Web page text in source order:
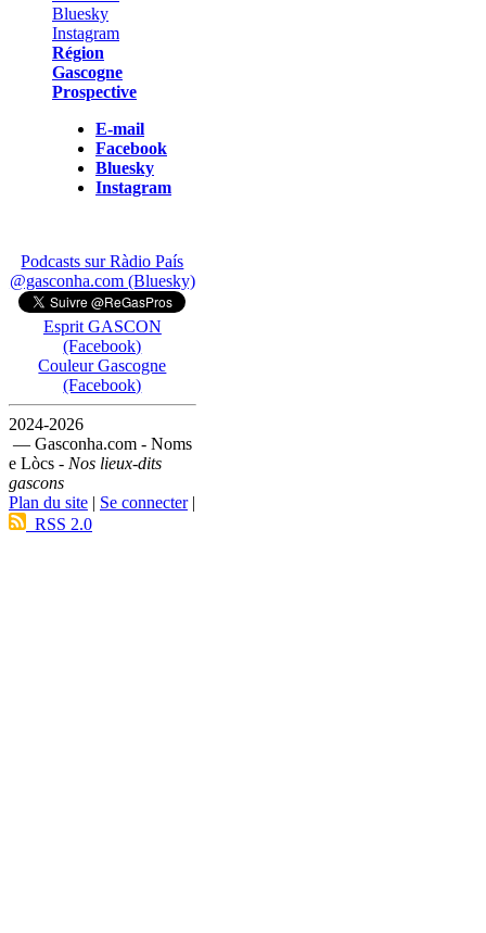
Région
Gascogne
Prospective
E-mail
Facebook
Bluesky
Instagram
Podcasts sur Ràdio País
@gasconha.com (Bluesky)
Esprit GASCON
(Facebook)
Couleur Gascogne
(Facebook)
2024-2026
— Gasconha.com - Noms
e Lòcs - Nos lieux-dits
gascons
Plan du site | Se connecter|
RSS 2.0